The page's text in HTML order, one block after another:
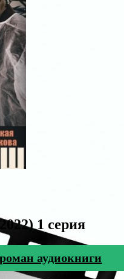
1 серия
аудиокниги